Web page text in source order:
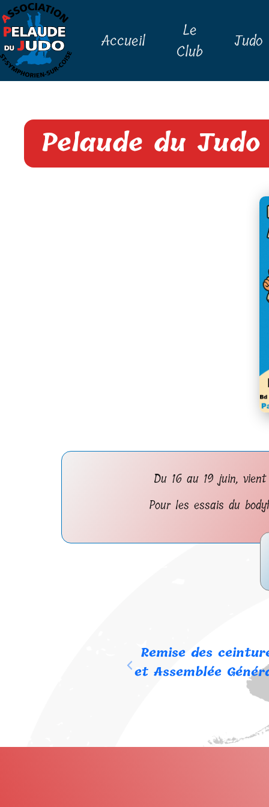
Accueil
Le
Club
Judo
Pelaude du
Du 16 au 19 juin,
Pour les essais du
Remise des
et Assemblée